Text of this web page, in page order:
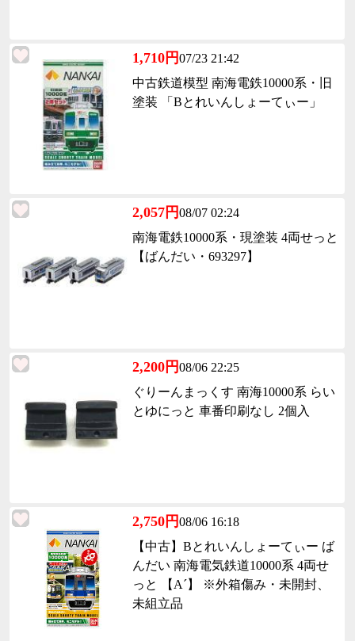
1,710円07/23 21:42
中古鉄道模型 南海電鉄10000系・旧
塗装 「Bとれいんしょーてぃー」
2,057円08/07 02:24
南海電鉄10000系・現塗装 4両せっと
【ばんだい・693297】
2,200円08/06 22:25
ぐりーんまっくす 南海10000系 らい
とゆにっと 車番印刷なし 2個入
2,750円08/06 16:18
【中古】Bとれいんしょーてぃー ば
んだい 南海電気鉄道10000系 4両せ
っと 【A´】 ※外箱傷み・未開封、
未組立品